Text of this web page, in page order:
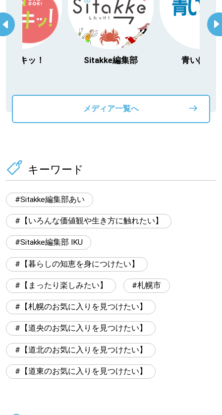
日ドキッ！ Sitakke編集部 青いぽす
メディア一覧へ
キーワード
Sitakke編集部あい
【いろんな価値観や生き方に触れたい】
Sitakke編集部 IKU
【暮らしの知恵を身につけたい】
【まったり楽しみたい】 札幌市
【札幌のお気に入りを見つけたい】
【道央のお気に入りを見つけたい】
【道北のお気に入りを見つけたい】
【道東のお気に入りを見つけたい】